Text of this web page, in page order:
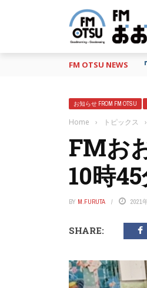
FM OTSU NEWS
お知らせ FROM FM OTSU
Home › トピックス ›
FMお
10時
BY M.FURUTA 2021
SHARE: